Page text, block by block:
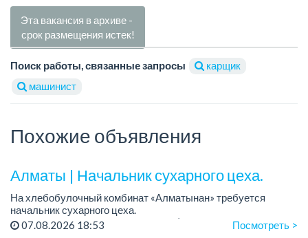
Эта вакансия в архиве -
срок размещения истек!
Поиск работы, связанные запросы
карщик
машинист
Похожие объявления
Алматы | Начальник сухарного цеха.
На хлебобулочный комбинат «Алматынан» требуется
начальник сухарного цеха.
Зарплата: от 300 000 тенге на руки (обсуждается на
07.08.2026 18:53 Посмотреть >